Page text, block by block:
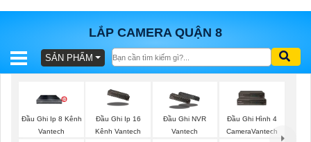
LẮP CAMERA QUẬN 8
BÁO
TRỌN
GÓI
SẢN PHẨM
Đầu Ghi Ip 8 Kênh
Vantech
Đầu Ghi Ip 16
Kênh Vantech
Đầu Ghi NVR
Vantech
Đầu Ghi Hình 4
CameraVantech